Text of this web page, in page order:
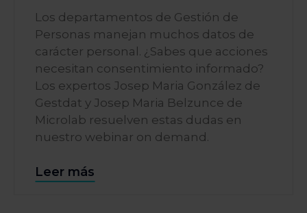
Los departamentos de Gestión de
Personas manejan muchos datos de
carácter personal. ¿Sabes que acciones
necesitan consentimiento informado?
Los expertos Josep Maria González de
Gestdat y Josep Maria Belzunce de
Microlab resuelven estas dudas en
nuestro webinar on demand.
Leer más